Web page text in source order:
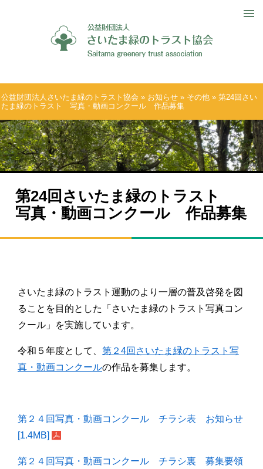
公益財団法人さいたま緑のトラスト協会 » お知らせ » その他 » 第24回さい
たま緑のトラスト 写真・動画コンクール 作品募集
第24回さいたま緑のトラスト
写真・動画コンクール 作品募集
さいたま緑のトラスト運動のより一層の普及啓発を図
ることを目的とした「さいたま緑のトラスト写真コン
クール」を実施しています。
令和５年度として、 第２4回さいたま緑のトラスト写
真・動画コンクールの作品を募集します。
第２４回写真・動画コンクール チラシ表 お知らせ
[1.4MB]
第２４回写真・動画コンクール チラシ裏 募集要領